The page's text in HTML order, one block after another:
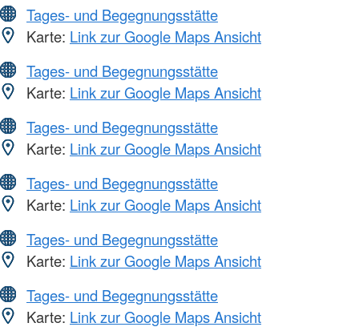
Tages- und Begegnungsstätte
Karte: Link zur Google Maps Ansicht
Tages- und Begegnungsstätte
Karte: Link zur Google Maps Ansicht
Tages- und Begegnungsstätte
Karte: Link zur Google Maps Ansicht
Tages- und Begegnungsstätte
Karte: Link zur Google Maps Ansicht
Tages- und Begegnungsstätte
Karte: Link zur Google Maps Ansicht
Tages- und Begegnungsstätte
Karte: Link zur Google Maps Ansicht